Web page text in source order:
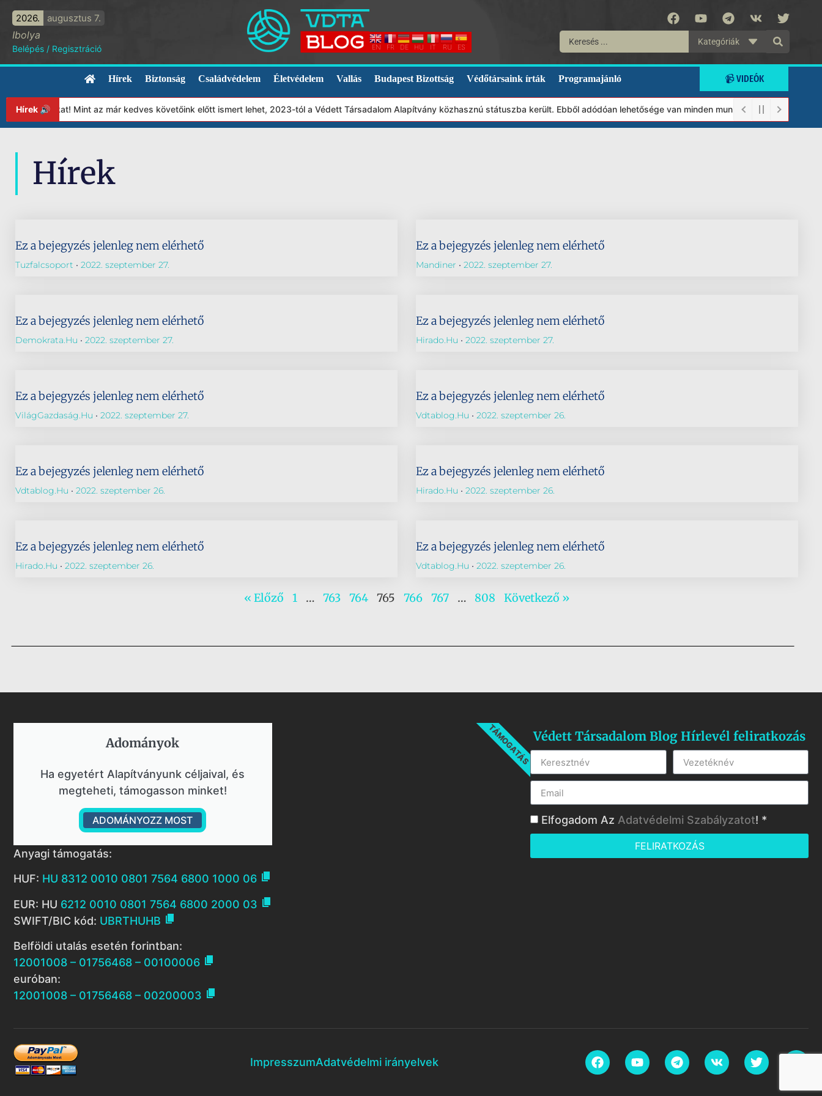
2026. augusztus 7.
Ibolya
Belépés / Regisztráció EN FR DE HU IT RU ES
Kategóriák
Hírek Biztonság Családvédelem Életvédelem Vallás Budapest Bizottság Védőtársaink írták Programajánló 📹 VIDEÓK
Hírek 🔊 Mint az már kedves követőink előtt ismert lehet, 2023-tól a Védett Társadalom Alapítvány közhasznú státuszba került. Ebből adódóan lehetősége van minden munkánkat segíteni
Hírek
Ez a bejegyzés jelenleg nem elérhető
Tuzfalcsoport 2022. szeptember 27.
Ez a bejegyzés jelenleg nem elérhető
Mandiner 2022. szeptember 27.
Ez a bejegyzés jelenleg nem elérhető
Demokrata.hu 2022. szeptember 27.
Ez a bejegyzés jelenleg nem elérhető
Hirado.hu 2022. szeptember 27.
Ez a bejegyzés jelenleg nem elérhető
VilágGazdaság.hu 2022. szeptember 27.
Ez a bejegyzés jelenleg nem elérhető
Vdtablog.hu 2022. szeptember 26.
Ez a bejegyzés jelenleg nem elérhető
Vdtablog.hu 2022. szeptember 26.
Ez a bejegyzés jelenleg nem elérhető
Hirado.hu 2022. szeptember 26.
Ez a bejegyzés jelenleg nem elérhető
Hirado.hu 2022. szeptember 26.
Ez a bejegyzés jelenleg nem elérhető
Vdtablog.hu 2022. szeptember 26.
« Előző 1 … 763 764 765 766 767 … 808 Következő »
Adományok​
Ha egyetért Alapítványunk céljaival, és
megteheti, támogasson minket!
ADOMÁNYOZZ MOST
TÁMOGATÁS
Anyagi támogatás:
HUF: HU 8312 0010 0801 7564 6800 1000 06 
EUR: HU 6212 0010 0801 7564 6800 2000 03 
SWIFT/BIC kód: UBRTHUHB 
Belföldi utalás esetén forintban:
12001008 – 01756468 – 00100006 
euróban:
12001008 – 01756468 – 00200003 
Védett Társadalom Blog Hírlevél feliratkozás
Elfogadom Az Adatvédelmi Szabályzatot! *
FELIRATKOZÁS
ImpresszumAdatvédelmi irányelvek